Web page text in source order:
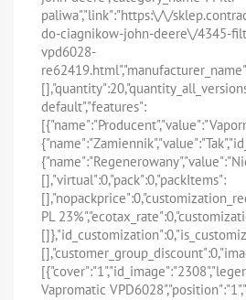
paliwa","link":"https:\/\/
do-ciagnikow-john-deere\/4345-
vpd6028-
default","features":
[],"virtual":0,"pack":0,"packItems":
PL
Vapromatic